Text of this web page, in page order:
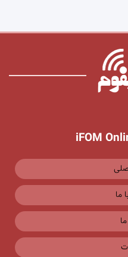
iFOM
ما